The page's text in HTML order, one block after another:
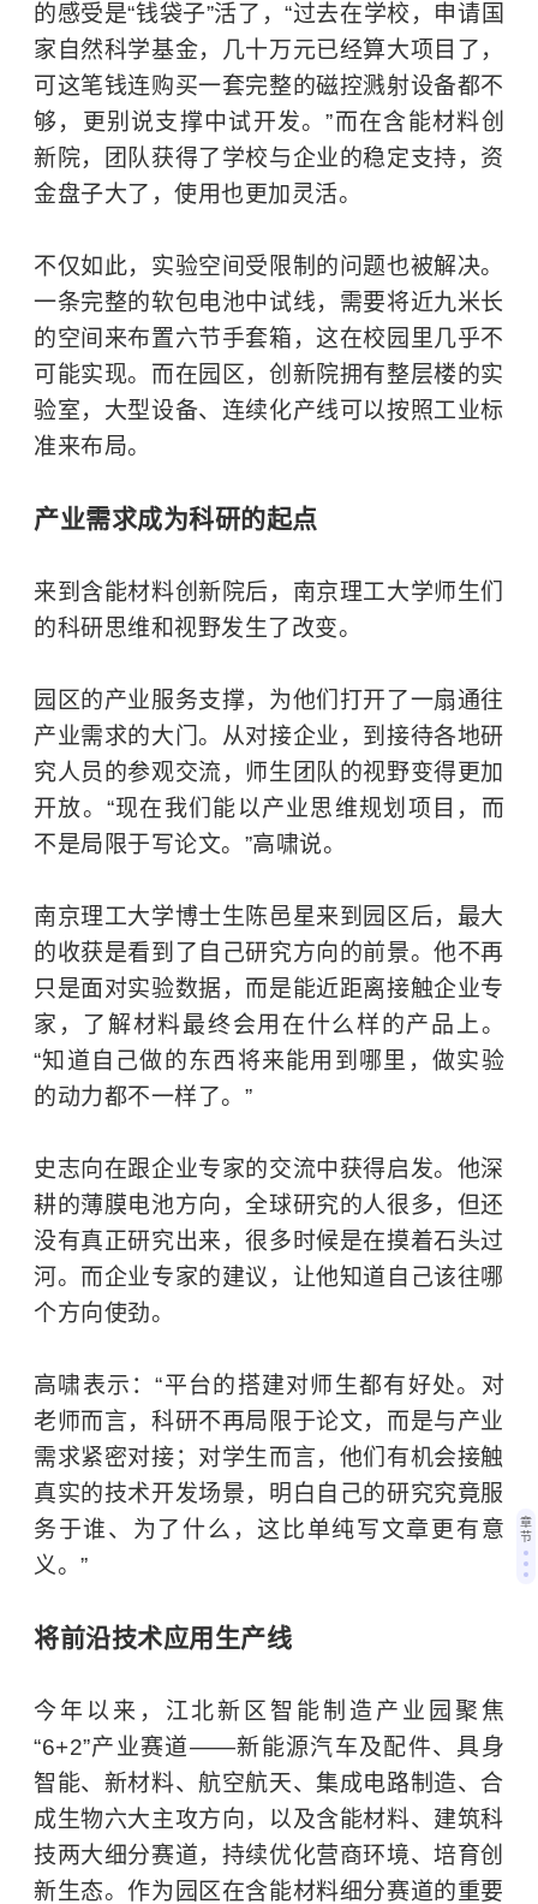
的感受是“钱袋子”活了，“过去在学校，申请国
家自然科学基金，几十万元已经算大项目了，
可这笔钱连购买一套完整的磁控溅射设备都不
够，更别说支撑中试开发。”而在含能材料创
新院，团队获得了学校与企业的稳定支持，资
金盘子大了，使用也更加灵活。
不仅如此，实验空间受限制的问题也被解决。
一条完整的软包电池中试线，需要将近九米长
的空间来布置六节手套箱，这在校园里几乎不
可能实现。而在园区，创新院拥有整层楼的实
验室，大型设备、连续化产线可以按照工业标
准来布局。
产业需求成为科研的起点
来到含能材料创新院后，南京理工大学师生们
的科研思维和视野发生了改变。
园区的产业服务支撑，为他们打开了一扇通往
产业需求的大门。从对接企业，到接待各地研
究人员的参观交流，师生团队的视野变得更加
开放。“现在我们能以产业思维规划项目，而
不是局限于写论文。”高啸说。
南京理工大学博士生陈邑星来到园区后，最大
的收获是看到了自己研究方向的前景。他不再
只是面对实验数据，而是能近距离接触企业专
家，了解材料最终会用在什么样的产品上。
“知道自己做的东西将来能用到哪里，做实验
的动力都不一样了。”
史志向在跟企业专家的交流中获得启发。他深
耕的薄膜电池方向，全球研究的人很多，但还
没有真正研究出来，很多时候是在摸着石头过
河。而企业专家的建议，让他知道自己该往哪
个方向使劲。
高啸表示：“平台的搭建对师生都有好处。对
老师而言，科研不再局限于论文，而是与产业
需求紧密对接；对学生而言，他们有机会接触
真实的技术开发场景，明白自己的研究究竟服
务于谁、为了什么，这比单纯写文章更有意
义。”
将前沿技术应用生产线
今年以来，江北新区智能制造产业园聚焦
“6+2”产业赛道——新能源汽车及配件、具身
智能、新材料、航空航天、集成电路制造、合
成生物六大主攻方向，以及含能材料、建筑科
技两大细分赛道，持续优化营商环境、培育创
新生态。作为园区在含能材料细分赛道的重要
章
节